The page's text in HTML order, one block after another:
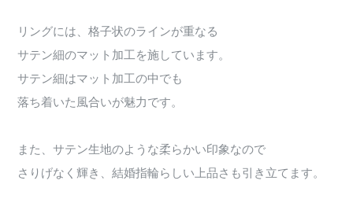
リングには、格子状のラインが重なる
サテン細のマット加工を施しています。
サテン細はマット加工の中でも
落ち着いた風合いが魅力です。
また、サテン生地のような柔らかい印象なので
さりげなく輝き、結婚指輪らしい上品さも引き立てます。